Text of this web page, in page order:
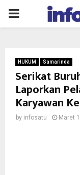
PRIMARY
HUKUM Samarinda
Serikat
Laporkan
Karyawan
by infosatu Maret